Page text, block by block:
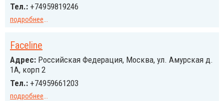
Тел.: +74959819246
подробнее...
Faceline
Адрес: Российcкая Федерация, Москва, ул. Амурская д.
1А, корп 2
Тел.: +74959661203
подробнее...